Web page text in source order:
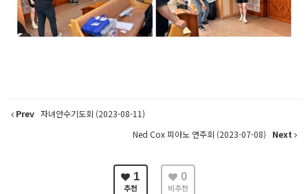
Prev 자녀안수기도회 (2023-08-11)
Ned Cox 피아노 연주회 (2023-07-08)
Next
1
추천
0
비추천